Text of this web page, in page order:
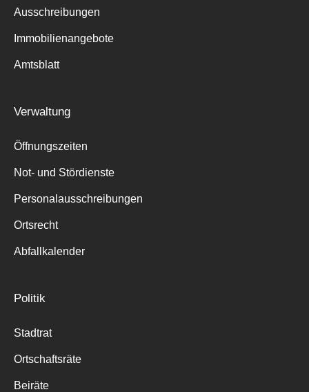
Suche
Ausschreibungen
Immobilienangebote
Amtsblatt
Verwaltung
Öffnungszeiten
Not- und Stördienste
Personalausschreibungen
Ortsrecht
Abfallkalender
Politik
Stadtrat
Ortschaftsräte
Beiräte